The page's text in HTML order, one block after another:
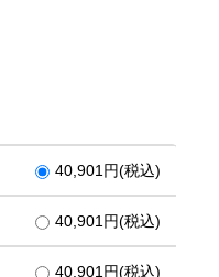
40,901円(税込)
40,901円(税込)
40,901円(税込)